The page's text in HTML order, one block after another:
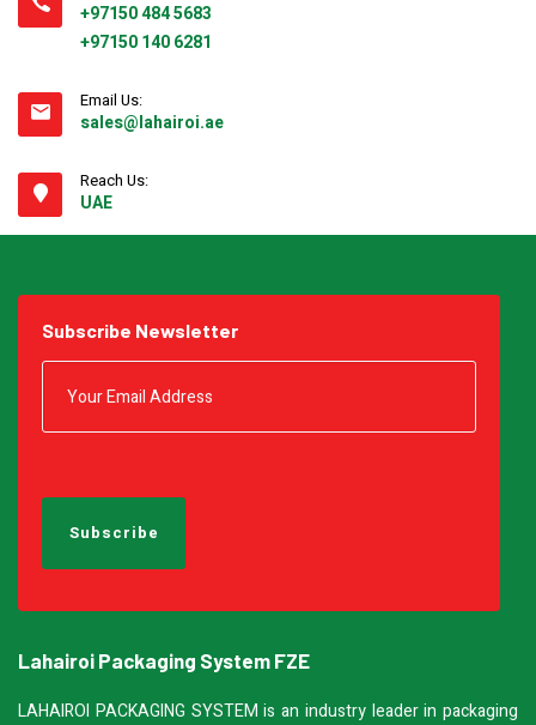
+97150 484 5683
+97150 140 6281
Email Us:
sales@lahairoi.ae
Reach Us:
UAE
Subscribe Newsletter
Lahairoi Packaging System FZE
LAHAIROI PACKAGING SYSTEM is an industry leader in packaging